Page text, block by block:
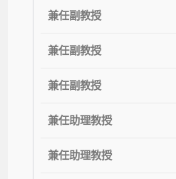
兼任副教授
兼任副教授
兼任副教授
兼任助理教授
兼任助理教授